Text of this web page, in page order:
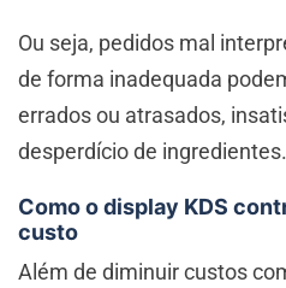
Ou seja, pedidos mal
de forma inadequada
errados ou atrasados,
desperdício de ingredientes.
Como o display KDS
custo
Além de diminuir custos